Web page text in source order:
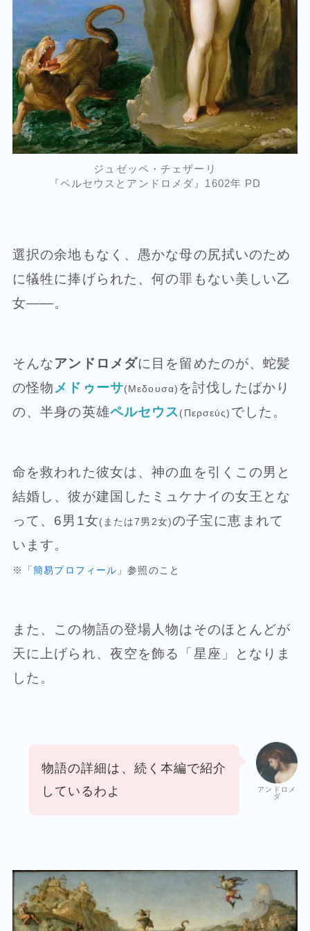
ジュゼッペ・チェザーリ
『ペルセウスとアンドロメダ』1602年 PD
選択の余地もなく、愚かな母の尻拭いのため
に犠牲に捧げられた、何の罪もない美しい乙
女――。
そんなアンドロメダに目を留めたのが、蛇髪
の怪物 メドゥーサ(Μεδουσα) を討伐したばかり
の、半身の英雄ペルセウス(Περσεύς) でした。
命を救われた彼女は、神の血を引くこの男と
結婚し、彼が建国したミュケナイの女王とな
って、6男1女(または7男2女)の子宝に恵まれて
います。
※「簡易プロフィール 」参照のこと
また、この物語の登場人物はそのほとんどが
天に上げられ、夜空を飾る「星座」となりま
した。
アンドロメ
ダ
物語の詳細は、続く本編で紹介
しているわよ